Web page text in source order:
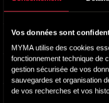
Vos données sont
MYMA utilise des cookies
fonctionnement technique de
gestion sécurisée de vos
sauvegardes et organisation
de vos recherches et vos
Vincent Perrot,Francisco
Quiereme -Main version
Main version
Lu Bing
Hayam Wuruk Interlude